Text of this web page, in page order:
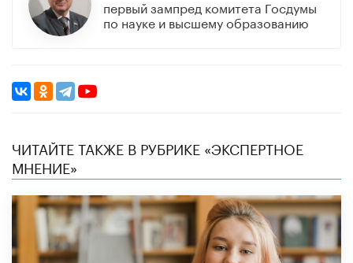
первый зампред комитета Госдумы
по науке и высшему образованию
ЧИТАЙТЕ ТАКЖЕ В РУБРИКЕ «ЭКСПЕРТНОЕ
МНЕНИЕ»